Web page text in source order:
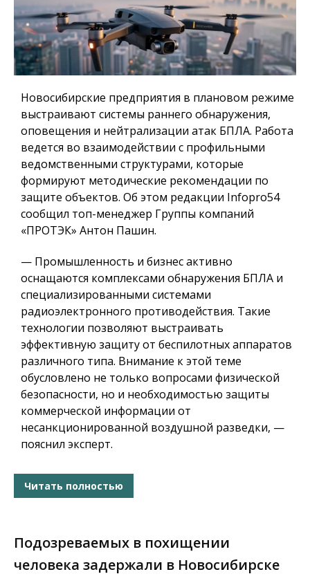
Новосибирские предприятия в плановом режиме
выстраивают системы раннего обнаружения,
оповещения и нейтрализации атак БПЛА. Работа
ведется во взаимодействии с профильными
ведомственными структурами, которые
формируют методические рекомендации по
защите объектов. Об этом редакции Infopro54
сообщил топ-менеджер Группы компаний
«ПРОТЭК» Антон Пашин.
— Промышленность и бизнес активно
оснащаются комплексами обнаружения БПЛА и
специализированными системами
радиоэлектронного противодействия. Такие
технологии позволяют выстраивать
эффективную защиту от беспилотных аппаратов
различного типа. Внимание к этой теме
обусловлено не только вопросами физической
безопасности, но и необходимостью защиты
коммерческой информации от
несанкционированной воздушной разведки, —
пояснил эксперт.
Читать полностью
Подозреваемых в похищении
человека задержали в Новосибирске